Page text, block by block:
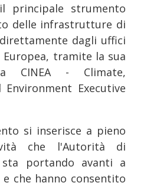
principale strumento
delle infrastrutture di
dagli uffici
Europea, tramite la sua
CINEA - Climate,
Executive
si inserisce a pieno
che l'Autorità di
sta portando avanti a
che hanno consentito